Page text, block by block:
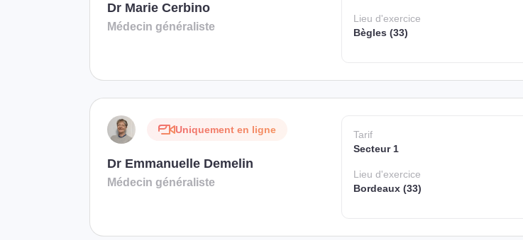
Dr Marie Cerbino
Médecin généraliste
Lieud'exercice
Bègles (33)
Uniquement en ligne
Dr Emmanuelle Demelin
Médecin généraliste
Tarif
Secteur 1
Lieud'exercice
Bordeaux (33)